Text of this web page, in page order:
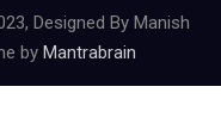
Designed By Manish
by Mantrabrain